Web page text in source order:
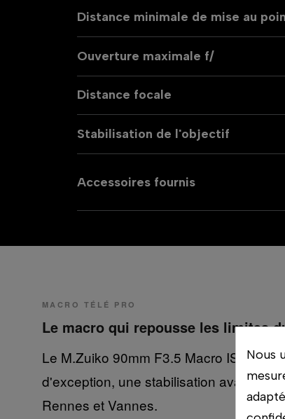
Distance minimale de mise au
Ouverture maximale f/
Distance focale
Stabilisation de l'objectif
Accessoires fournis
MACRO TÉLÉ PRO
Le macro qui repousse les limites
Le M.Zuiko 90mm F3.5 Macro IS PRO
d'exception, une stabilisation avancée
Rennes et Vannes.
Nous